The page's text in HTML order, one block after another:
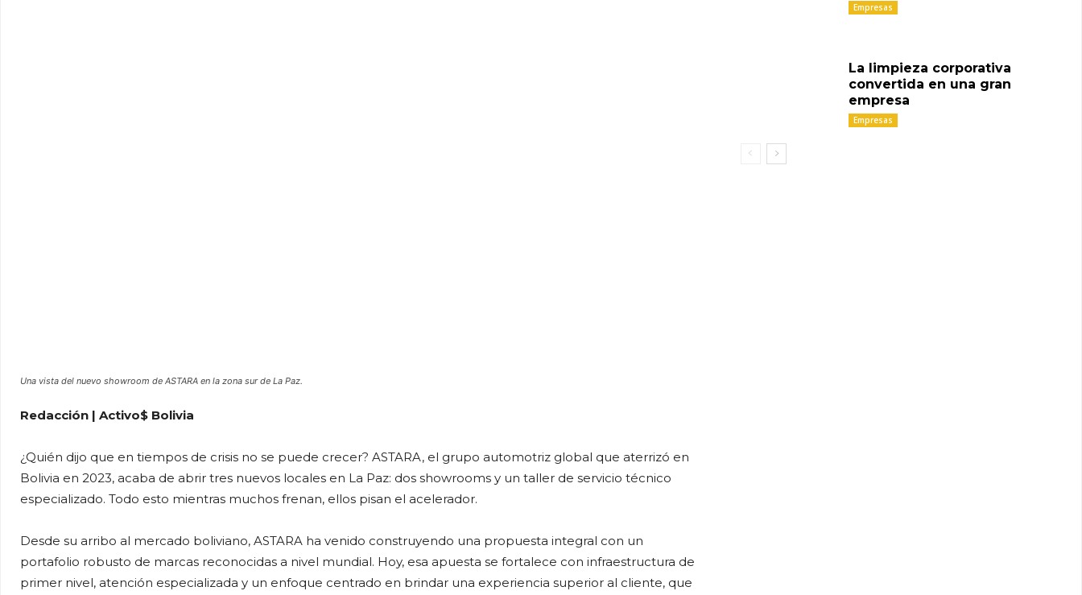
Una vista del nuevo showroom de ASTARA en la zona sur de La Paz.
Redacción | Activo$ Bolivia
¿Quién dijo que en tiempos de crisis no se puede crecer? ASTARA, el grupo automotriz global que aterrizó en
Bolivia en 2023, acaba de abrir tres nuevos locales en La Paz: dos showrooms y un taller de servicio técnico
especializado. Todo esto mientras muchos frenan, ellos pisan el acelerador.
Desde su arribo al mercado boliviano, ASTARA ha venido construyendo una propuesta integral con un
portafolio robusto de marcas reconocidas a nivel mundial. Hoy, esa apuesta se fortalece con infraestructura de
primer nivel, atención especializada y un enfoque centrado en brindar una experiencia superior al cliente, que
Empresas
La limpieza corporativa
convertida en una gran
empresa
Empresas